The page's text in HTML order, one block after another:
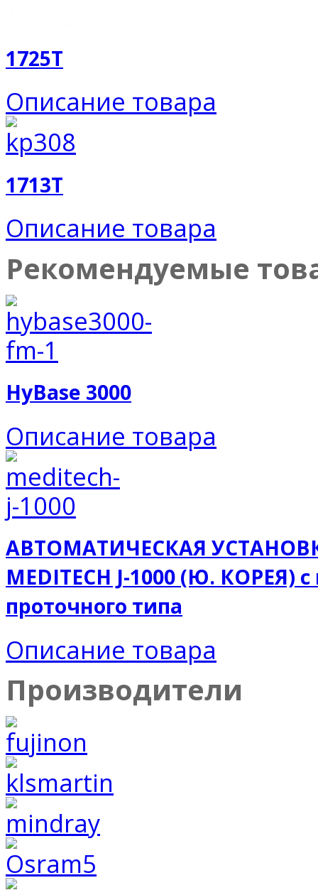
1725T
Описание товара
1713T
Описание товара
Рекомендуемые
HyBase 3000
Описание товара
АВТОМАТИЧЕСКАЯ
MEDITECH J-1000 (Ю.
проточного типа
Описание товара
Производители